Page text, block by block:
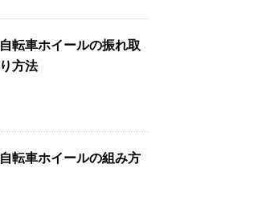
自転車ホイールの振れ取
り方法
自転車ホイールの組み方